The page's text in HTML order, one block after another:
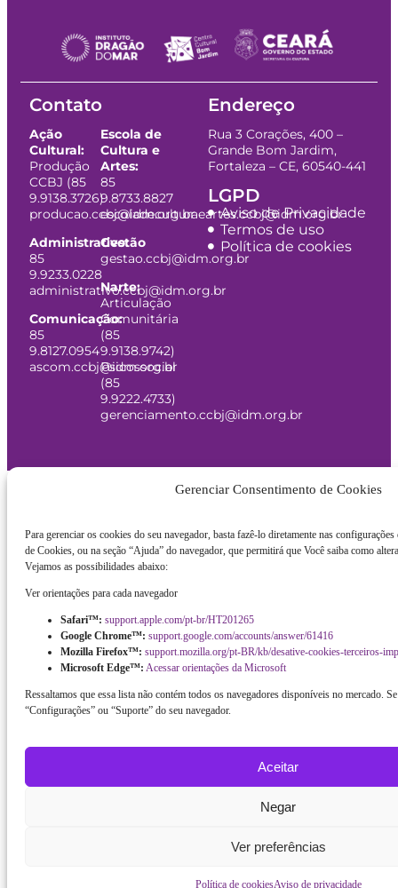
Gerenciar Consentimento de Cookies
Para gerenciar os cookies do seu navegador, basta fazê-lo diretamente nas configurações
de Cookies, ou na seção “Ajuda” do navegador, que permitirá que Você saiba como
Vejamos as possibilidades abaixo:
Ver orientações para cada navegador
Safari™: support.apple.com/pt-br/HT201265
Google Chrome™: support.google.com/accounts/answer/61416
Mozilla Firefox™: support.mozilla.org/pt-BR/kb/desative-cookies-terceiros-
Microsoft Edge™: Acessar orientações da Microsoft
Ressaltamos que essa lista não contém todos os navegadores disponíveis no mercado.
“Configurações” ou “Suporte” do seu navegador.
Aceitar
Negar
Ver preferências
Política de cookiesAviso de privacidade
Contato
Ação
Cultural:
Produção
CCBJ (85
9.9138.3726)
producao.ccbj@idm.org.br
Administrativo:
85
9.9233.0228
administrativo.ccbj@idm.org.br
Comunicação:
85
9.8127.0954
ascom.ccbj@idm.org.br
Escola de
Cultura e
Artes:
85
9.8733.8827
escoladeculturaeartes.ccbj@idm.org.br
Gestão
gestao.ccbj@idm.org.br
Narte:
Articulação
Comunitária
(85
9.9138.9742)
Psicossocial
(85
9.9222.4733)
gerenciamento.ccbj@idm.org.br
Endereço
Rua 3 Corações, 400 –
Grande Bom Jardim,
Fortaleza – CE, 60540-441
LGPD
Aviso de Privacidade
Termos de uso
Política de cookies